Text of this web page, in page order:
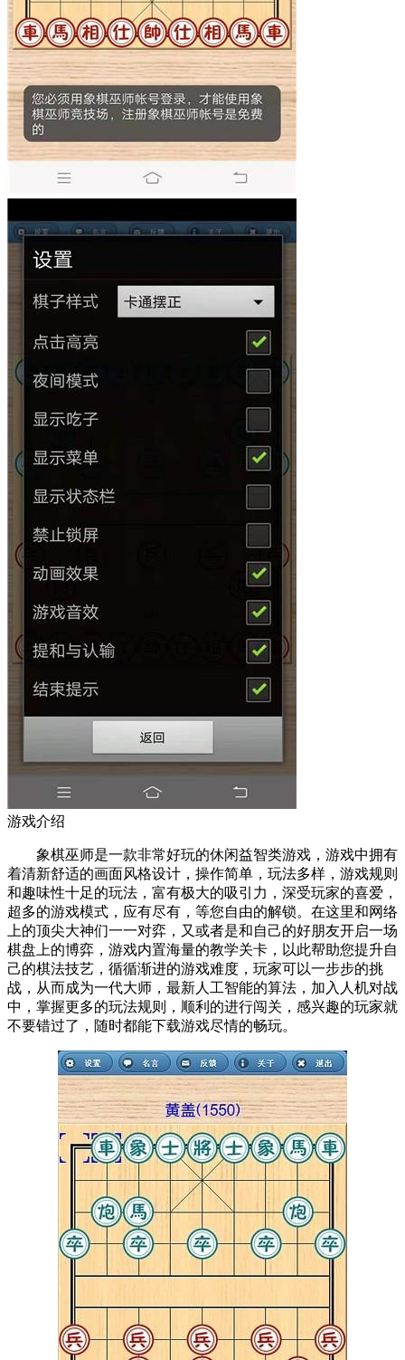
游戏介绍
象棋巫师是一款非常好玩的休闲益智类游戏，游戏中拥有
着清新舒适的画面风格设计，操作简单，玩法多样，游戏规则
和趣味性十足的玩法，富有极大的吸引力，深受玩家的喜爱，
超多的游戏模式，应有尽有，等您自由的解锁。在这里和网络
上的顶尖大神们一一对弈，又或者是和自己的好朋友开启一场
棋盘上的博弈，游戏内置海量的教学关卡，以此帮助您提升自
己的棋法技艺，循循渐进的游戏难度，玩家可以一步步的挑
战，从而成为一代大师，最新人工智能的算法，加入人机对战
中，掌握更多的玩法规则，顺利的进行闯关，感兴趣的玩家就
不要错过了，随时都能下载游戏尽情的畅玩。